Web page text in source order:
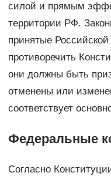
силой и прямым
территории РФ.
принятые
противоречить
они должны быть
отменены или
соответствует
Федеральные
Согласно